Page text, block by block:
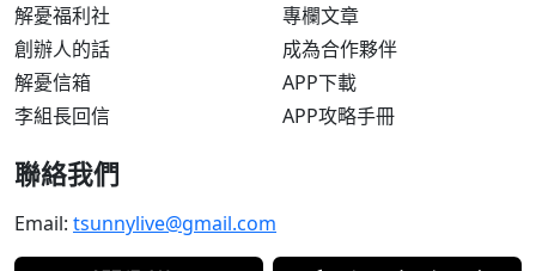
解憂福利社
創辦人的話
解憂信箱
李組長回信
專欄文章
成為合作夥伴
APP下載
APP攻略手冊
聯絡我們
Email: tsunnylive@gmail.com